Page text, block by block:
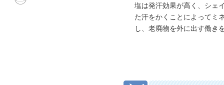
塩は発汗効果が高く、シェ
た汗をかくことによってミ
し、老廃物を外に出す働き